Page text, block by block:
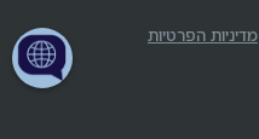
מדיניות הפרטיות